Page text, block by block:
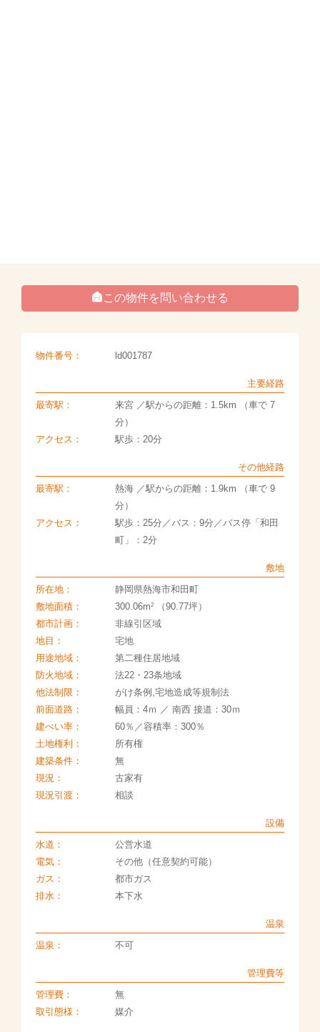
この物件を問い合わせる
物件番号： ld001787
主要経路
最寄駅：
来宮 ／駅からの距離：1.5km （車で 7
分）
アクセス：
駅歩：20分
その他経路
最寄駅：
熱海 ／駅からの距離：1.9km （車で 9
分）
アクセス：
駅歩：25分／バス：9分／バス停「和田
町」：2分
敷地
所在地：
静岡県熱海市和田町
敷地面積：
300.06m2（90.77坪）
都市計画：
非線引区域
地目：
宅地
用途地域：
第二種住居地域
防火地域：
法22・23条地域
他法制限：
がけ条例,宅地造成等規制法
前面道路：
幅員：4ｍ ／ 南西 接道：30ｍ
建ぺい率：
60％／容積率：300％
土地権利：
所有権
建築条件：
無
現況：
古家有
現況引渡：
相談
設備
水道：
公営水道
電気：
その他（任意契約可能）
ガス：
都市ガス
排水：
本下水
温泉
温泉：
不可
管理費等
管理費：
無
取引態様：
媒介